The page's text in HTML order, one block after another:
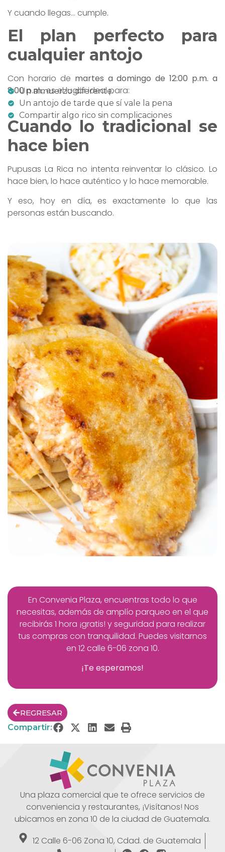
Y cuando llegas… cumple.
El plan perfecto para
cualquier antojo
Con horario de martes a domingo de 12:00 p.m. a
8:00 p.m., es el lugar ideal para:
Un almuerzo diferente.
Un antojo de tarde que sí vale la pena
Compartir algo rico sin complicaciones
Cuando lo tradicional se
hace bien
Pupusas La Rica no intenta reinventar lo clásico. Lo
hace bien, lo hace auténtico y lo hace memorable.
Y eso, hoy en día, es exactamente lo que las
personas están buscando.
En Convenia Plaza, encuentras todo lo que
necesitas, además de amplío parqueo en el que
recibirás 1 hora ¡gratis! y seguridad para realizar
tus compras con tranquilidad. Puedes visitarnos
en 12 calle 6-06 zona 10.
¡Te esperamos!
REGRESAR
Compartir:
Una plaza comercial que te ofrece servicios de
conveniencia y restaurantes, ¡Visítanos! Nos
ubicamos en zona 10 de la ciudad de Guatemala.
12 Calle 6-06 Zona 10, Cdad. de Guatemala